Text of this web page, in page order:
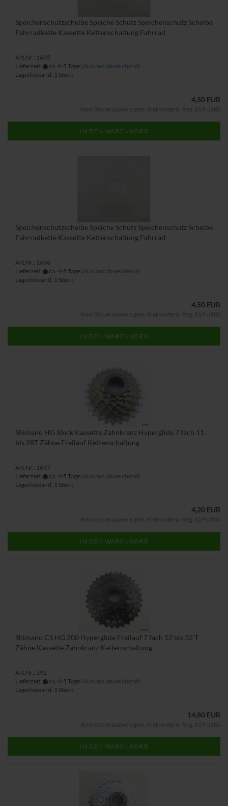
Speichenschutzscheibe Speiche Schutz Speichenschutz Scheibe
Fahrradkette Kassette Kettenschaltung Fahrrad
Art.Nr.: 1695
Lieferzeit:
ca. 4-5 Tage (Ausland abweichend)
Lagerbestand: 1 Stück
4,50 EUR
Kein Steuerausweis gem. Kleinuntern.-Reg. §19 UStG
IN DEN WARENKORB
Speichenschutzscheibe Speiche Schutz Speichenschutz Scheibe
Fahrradkette Kassette Kettenschaltung Fahrrad
Art.Nr.: 1696
Lieferzeit:
ca. 4-5 Tage (Ausland abweichend)
Lagerbestand: 1 Stück
4,50 EUR
Kein Steuerausweis gem. Kleinuntern.-Reg. §19 UStG
IN DEN WARENKORB
Shimano HG Steck Kassette Zahnkranz Hyperglide 7 fach 11
bis 28T Zähne Freilauf Kettenschaltung
Art.Nr.: 1697
Lieferzeit:
ca. 4-5 Tage (Ausland abweichend)
Lagerbestand: 1 Stück
4,20 EUR
Kein Steuerausweis gem. Kleinuntern.-Reg. §19 UStG
IN DEN WARENKORB
Shimano CS HG 200 Hyperglide Freilauf 7 fach 12 bis 32 T
Zähne Kassette Zahnkranz Kettenschaltung
Art.Nr.: 392
Lieferzeit:
ca. 4-5 Tage (Ausland abweichend)
Lagerbestand: 1 Stück
14,80 EUR
Kein Steuerausweis gem. Kleinuntern.-Reg. §19 UStG
IN DEN WARENKORB